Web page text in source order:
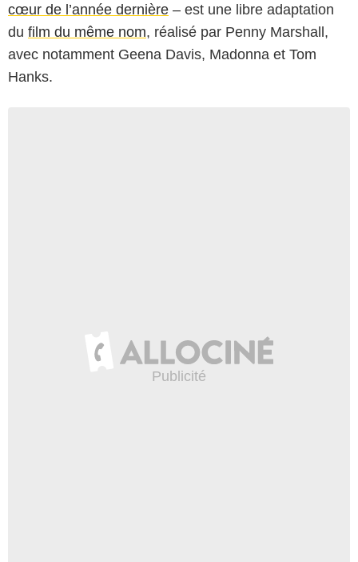
cœur de l’année dernière – est une libre adaptation
du film du même nom, réalisé par Penny Marshall,
avec notamment Geena Davis, Madonna et Tom
Hanks.